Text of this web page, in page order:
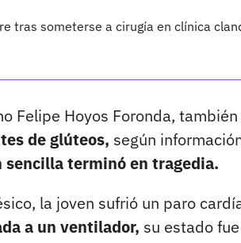
tras someterse a cirugía en clínica
Felipe Hoyos Foronda,
de glúteos, según
terminó en tragedia.
la joven sufrió un paro
a un ventilador, su estado